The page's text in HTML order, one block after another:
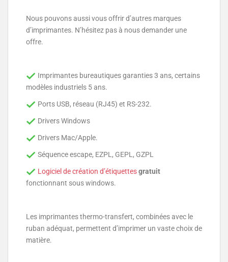
Nous pouvons aussi vous offrir d’autres marques
d’imprimantes. N’hésitez pas à nous demander une
offre.
Imprimantes bureautiques garanties 3 ans, certains
modèles industriels 5 ans.
Ports USB, réseau (RJ45) et RS-232.
Drivers Windows
Drivers Mac/Apple.
Séquence escape, EZPL, GEPL, GZPL
Logiciel de création d’étiquettesgratuit
fonctionnant sous windows.
Les imprimantes thermo-transfert, combinées avec le
ruban adéquat, permettent d’imprimer un vaste choix de
matière.